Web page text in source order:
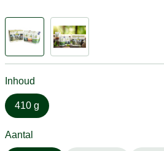
Inhoud
410 g
Aantal